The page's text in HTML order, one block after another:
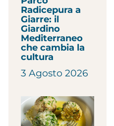
Radicepura a
Giarre: il
Giardino
Mediterraneo
che cambia la
cultura
3 Agosto 2026